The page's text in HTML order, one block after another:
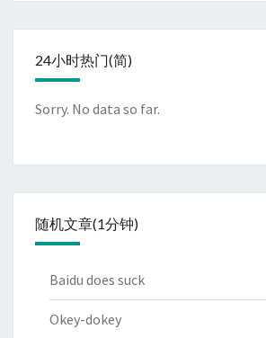
24小时热门(简)
Sorry. No data so far.
随机文章(1分钟)
Baidu does suck
Okey-dokey